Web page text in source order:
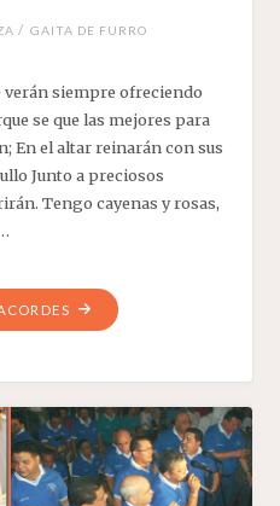
/ GAITA DE FURRO
verán siempre ofreciendo
se que las mejores para
En el altar reinarán con sus
Junto a preciosos
Tengo cayenas y rosas,
"EL
VENDEDOR